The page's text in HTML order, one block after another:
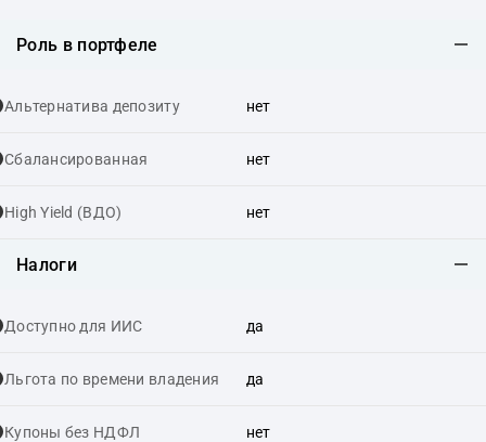
Роль в портфеле
Альтернатива депозиту нет
Сбалансированная нет
High Yield (ВДО) нет
Налоги
Доступно для ИИС да
Льгота по времени владения да
Купоны без НДФЛ нет